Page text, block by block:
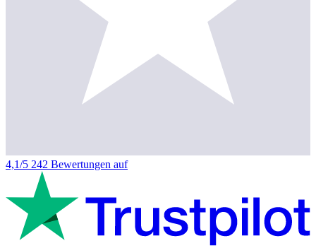
4,1/5 242 Bewertungen auf